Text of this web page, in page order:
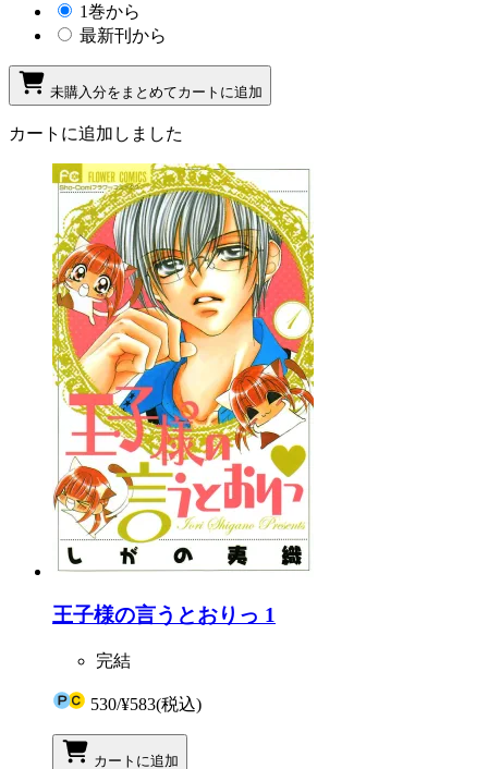
1巻から
最新刊から
未購入分をまとめてカートに追加
カートに追加しました
王子様の言うとおりっ 1
完結
530/¥583(税込)
カートに追加